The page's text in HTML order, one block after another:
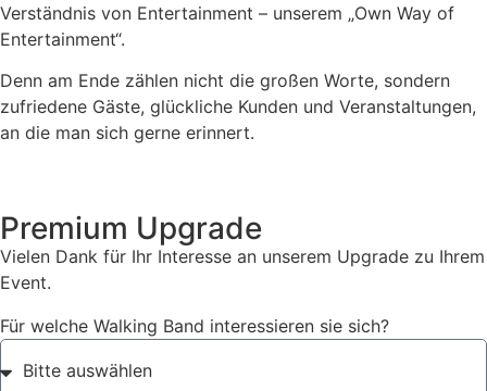
Verständnis von Entertainment – unserem „Own Way of
Entertainment“.
Denn am Ende zählen nicht die großen Worte, sondern
zufriedene Gäste, glückliche Kunden und Veranstaltungen,
an die man sich gerne erinnert.
Premium Upgrade
Vielen Dank für Ihr Interesse an unserem Upgrade zu Ihrem
Event.
Für welche Walking Band interessieren sie sich?